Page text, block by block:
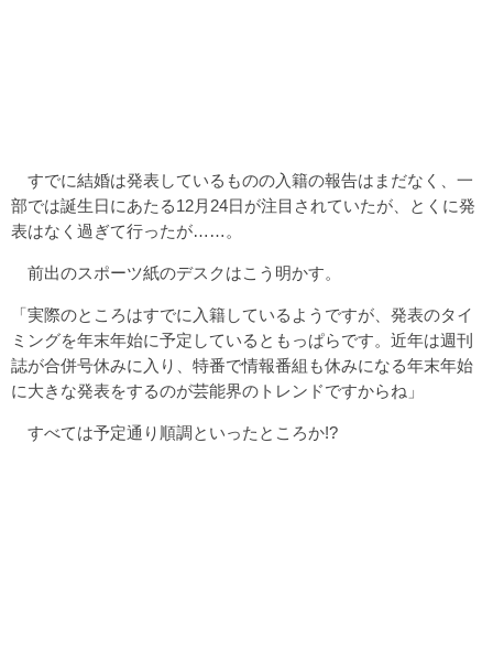
すでに結婚は発表しているものの入籍の報告はまだなく、一
部では誕生日にあたる12月24日が注目されていたが、とくに発
表はなく過ぎて行ったが……。
前出のスポーツ紙のデスクはこう明かす。
「実際のところはすでに入籍しているようですが、発表のタイ
ミングを年末年始に予定しているともっぱらです。近年は週刊
誌が合併号休みに入り、特番で情報番組も休みになる年末年始
に大きな発表をするのが芸能界のトレンドですからね」
すべては予定通り順調といったところか!?